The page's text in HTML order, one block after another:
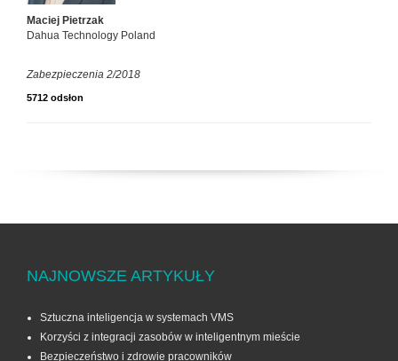
Maciej Pietrzak
Dahua Technology Poland
Zabezpieczenia 2/2018
5712 odsłon
NAJNOWSZE ARTYKUŁY
Sztuczna inteligencja w systemach VMS
Korzyści z integracji zasobów w inteligentnym mieście
Bezpieczeństwo i zdrowie pracowników